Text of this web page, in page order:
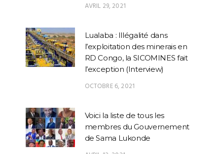
AVRIL 29, 2021
Lualaba : Illégalité dans
l’exploitation des minerais en
RD Congo, la SICOMINES fait
l’exception (Interview)
OCTOBRE 6, 2021
Voici la liste de tous les
membres du Gouvernement
de Sama Lukonde